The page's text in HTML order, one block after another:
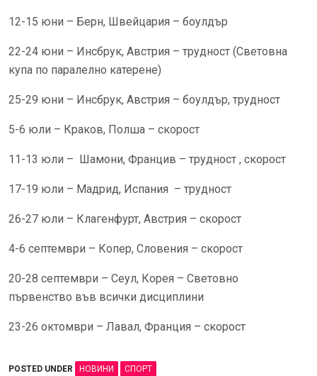
12-15 юни – Берн, Швейцария – боулдър
22-24 юни – Инсбрук, Австрия – трудност (Световна
купа по паралелно катерене)
25-29 юни – Инсбрук, Австрия – боулдър, трудност
5-6 юли – Краков, Полша – скорост
11-13 юли – Шамони, Францив – трудност , скорост
17-19 юли – Мадрид, Испания – трудност
26-27 юли – Клагенфурт, Австрия – скорост
4-6 септември – Копер, Словения – скорост
20-28 септември – Сеул, Корея – Световно
първенство във всички дисциплини
23-26 октомври – Лавал, Франция – скорост
POSTED UNDER НОВИНИ СПОРТ